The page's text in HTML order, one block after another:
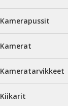
Kamerapussit
Kamerat
Kameratarvikkeet
Kiikarit